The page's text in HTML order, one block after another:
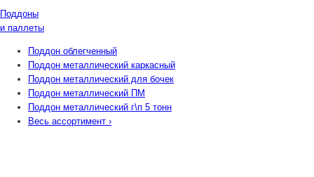
Поддоны
и паллеты
Поддон облегченный
Поддон металлический каркасный
Поддон металлический для бочек
Поддон металлический ПМ
Поддон металлический г\п 5 тонн
Весь ассортимент ›